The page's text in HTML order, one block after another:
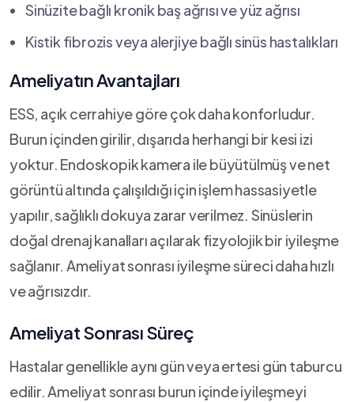
Sinüzite bağlı kronik baş ağrısı ve yüz ağrısı
Kistik fibrozis veya alerjiye bağlı sinüs hastalıkları
Ameliyatın Avantajları
ESS, açık cerrahiye göre çok daha konforludur.
Burun içinden girilir, dışarıda herhangi bir kesi izi
yoktur. Endoskopik kamera ile büyütülmüş ve net
görüntü altında çalışıldığı için işlem hassasiyetle
yapılır, sağlıklı dokuya zarar verilmez. Sinüslerin
doğal drenaj kanalları açılarak fizyolojik bir iyileşme
sağlanır. Ameliyat sonrası iyileşme süreci daha hızlı
ve ağrısızdır.
Ameliyat Sonrası Süreç
Hastalar genellikle aynı gün veya ertesi gün taburcu
edilir. Ameliyat sonrası burun içinde iyileşmeyi